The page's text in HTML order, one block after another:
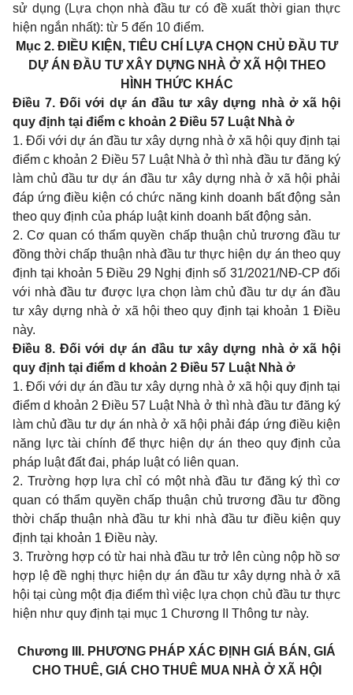
sử dụng (Lựa chọn nhà đầu tư có đề xuất thời gian thực
hiện ngắn nhất): từ 5 đến 10 điểm.
Mục 2. ĐIỀU KIỆN, TIÊU CHÍ LỰA CHỌN CHỦ ĐẦU TƯ
DỰ ÁN ĐẦU TƯ XÂY DỰNG NHÀ Ở XÃ HỘI THEO
HÌNH THỨC KHÁC
Điều 7. Đối với dự án đầu tư xây dựng nhà ở xã hội
quy định tại điểm c khoản 2 Điều 57 Luật Nhà ở
1. Đối với dự án đầu tư xây dựng nhà ở xã hội quy định tại
điểm c khoản 2 Điều 57 Luật Nhà ở thì nhà đầu tư đăng ký
làm chủ đầu tư dự án đầu tư xây dựng nhà ở xã hội phải
đáp ứng điều kiện có chức năng kinh doanh bất động sản
theo quy định của pháp luật kinh doanh bất động sản.
2. Cơ quan có thẩm quyền chấp thuận chủ trương đầu tư
đồng thời chấp thuận nhà đầu tư thực hiện dự án theo quy
định tại khoản 5 Điều 29 Nghị định số 31/2021/NĐ-CP đối
với nhà đầu tư được lựa chọn làm chủ đầu tư dự án đầu
tư xây dựng nhà ở xã hội theo quy định tại khoản 1 Điều
này.
Điều 8. Đối với dự án đầu tư xây dựng nhà ở xã hội
quy định tại điểm d khoản 2 Điều 57 Luật Nhà ở
1. Đối với dự án đầu tư xây dựng nhà ở xã hội quy định tại
điểm d khoản 2 Điều 57 Luật Nhà ở thì nhà đầu tư đăng ký
làm chủ đầu tư dự án nhà ở xã hội phải đáp ứng điều kiện
năng lực tài chính đểthực hiện dự án theo quy định của
pháp luật đất đai, pháp luật có liên quan.
2. Trường hợp lựa chỉ có một nhà đầu tư đăng ký thì cơ
quan có thẩm quyền chấp thuận chủ trương đầu tư đồng
thời chấp thuận nhà đầu tư khi nhà đầu tư điều kiện quy
định tại khoản 1 Điều này.
3. Trường hợp có từ hai nhà đầu tư trở lên cùng nộp hồ sơ
hợp lệ đề nghị thực hiện dự án đầu tư xây dựng nhà ở xã
hội tại cùng một địa điểm thì việc lựa chọn chủ đầu tư thực
hiện như quy định tại mục 1 Chương II Thông tư này.
Chương III. PHƯƠNG PHÁP XÁC ĐỊNH GIÁ BÁN, GIÁ
CHO THUÊ, GIÁ CHO THUÊ MUA NHÀ Ở XÃ HỘI